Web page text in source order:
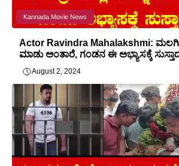
Kannada Movie News
Actor Ravindra Mahalakshmi:
ಮಾಡು ಅಂತಾರೆ, ಗಂಡನ ಈ ಅಭ್ಯಾಸಕ್ಕೆ
August 2, 2024